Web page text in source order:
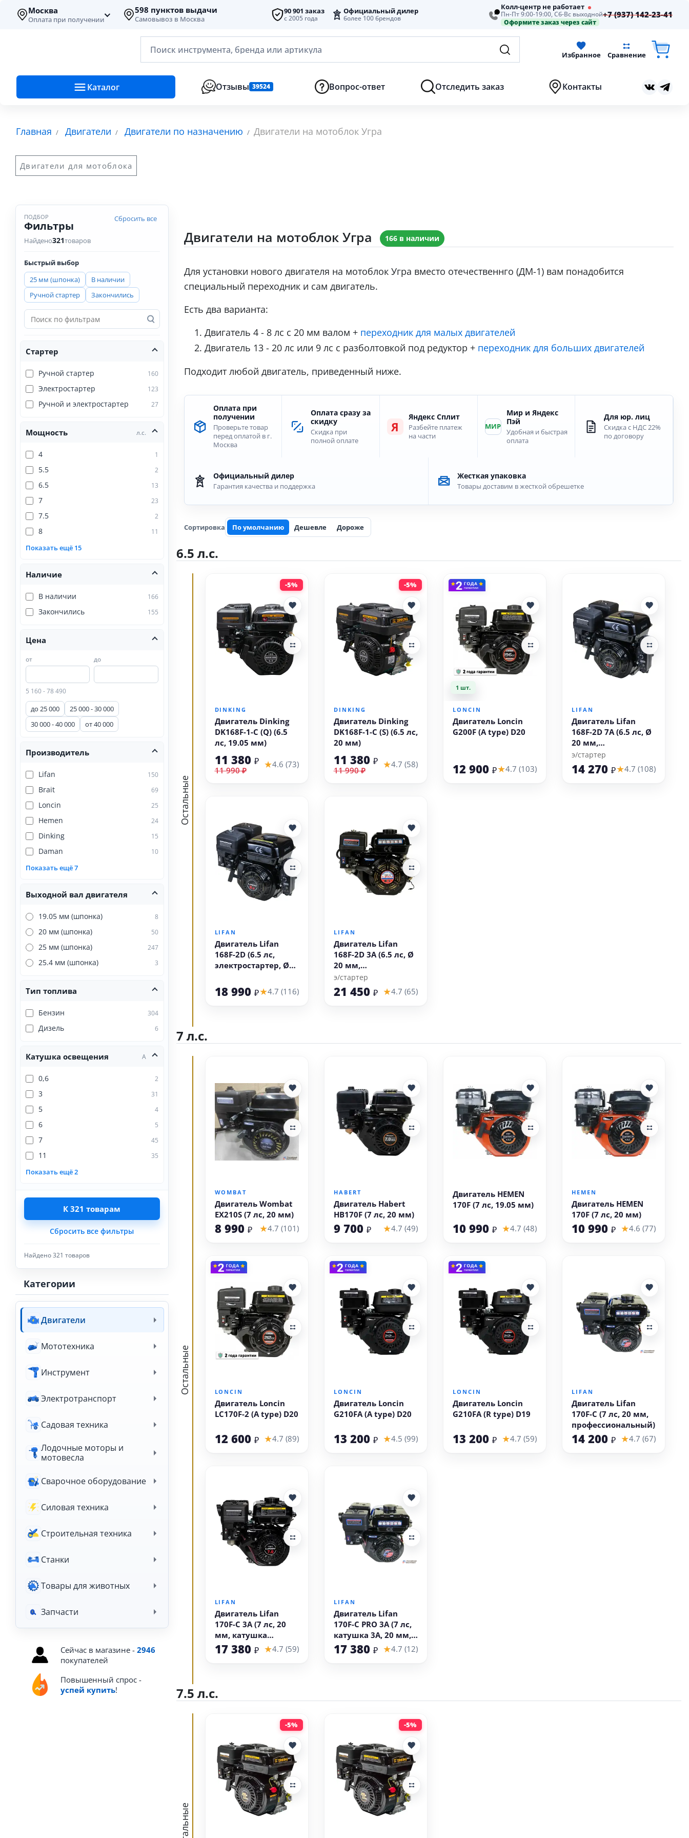
Москва
Оплата при получении
598 пунктов выдачи
Самовывоз в Москва
90 901 заказ
с 2005 года
Официальный дилер
более 100 брендов
Колл-центр не работает
Пн-Пт 9:00-19:00, Сб-Вс выходной
Оформите заказ через сайт
+7 (937) 142-23-41
Поиск инструмента, бренда или артикула Избранное Сравнение
Каталог Отзывы 39524 Вопрос-ответ Отследить заказ Контакты
Главная Двигатели Двигатели по назначению Двигатели на мотоблок Угра
Двигатели для мотоблока
ПОДБОР
Фильтры
Сбросить все
Найдено321товаров
Быстрый выбор
25 мм (шпонка)
В наличии
Ручной стартер
Закончились
Поиск
по
фильтрам
Стартер
Ручной стартер 160
Электростартер 123
Ручной и электростартер 27
Мощность л.с.
4 1
5.5 2
6.5 13
7 23
7.5 2
8 11
Показать ещё 15
Наличие
В наличии 166
Закончились 155
Цена
от до
5 160 - 78 490
до 25 000
25 000 - 30 000
30 000 - 40 000
от 40 000
Производитель
Lifan 150
Brait 69
Loncin 25
Hemen 24
Dinking 15
Daman 10
Показать ещё 7
Выходной вал двигателя
19.05 мм (шпонка) 8
20 мм (шпонка) 50
25 мм (шпонка) 247
25.4 мм (шпонка) 3
Тип топлива
Бензин 304
Дизель 6
Катушка освещения А
0,6 2
3 31
5 4
6 5
7 45
11 35
Показать ещё 2
К321 товарам
Сбросить все фильтры
Найдено321 товаров
Категории
Двигатели
Мототехника
Инструмент
Электротранспорт
Садовая техника
Лодочные моторы и
мотовесла
Сварочное оборудование
Силовая техника
Строительная техника
Станки
Товары для животных
Запчасти
Сейчас в магазине - 2946
покупателей
Повышенный спрос -
успей купить!
Двигатели на мотоблок Угра 166 в наличии
Для установки нового двигателя на мотоблок Угра вместо отечественнго (ДМ-1) вам понадобится
специальный переходник и сам двигатель.
Есть два варианта:
Двигатель 4 - 8 лс с 20 мм валом + переходник для малых двигателей
Двигатель 13 - 20 лс или 9 лс с разболтовкой под редуктор + переходник для больших двигателей
Подходит любой двигатель, приведенный ниже.
Оплата при
получении
Проверьте товар
перед оплатой в г.
Москва
Оплата сразу за
скидку
Скидка при
полной оплате
Я
Яндекс Сплит
Разбейте платеж
на части
МИР
Мир и Яндекс
Пэй
Удобная и быстрая
оплата
Для юр. лиц
Скидка с НДС 22%
по договору
Официальный дилер
Гарантия качества и поддержка
Жесткая упаковка
Товары доставим в жесткой обрешетке
Сортировка По умолчанию Дешевле Дороже
6.5 л.с.
Остальные
-5%
DINKING
Двигатель Dinking
DK168F-1-C (Q) (6.5
лс, 19.05 мм)
11 380 ₽
11 990 ₽ ★4.6 (73)
-5%
DINKING
Двигатель Dinking
DK168F-1-C (S) (6.5 лс,
20 мм)
11 380 ₽
11 990 ₽ ★4.7 (58)
1 шт.
LONCIN
Двигатель Loncin
G200F (A type) D20
12 900 ₽★4.7 (103)
LIFAN
Двигатель Lifan
168F-2D 7А (6.5 лс, Ø
20 мм,
электростартер,
катушка освещения
7А)
э/стартер
14 270 ₽★4.7 (108)
LIFAN
Двигатель Lifan
168F-2D (6.5 лс,
электростартер, Ø
18 990 ₽★4.7 (116)
LIFAN
Двигатель Lifan
168F-2D 3А (6.5 лс, Ø
20 мм,
электростартер,
катушка освещения
3А)
э/стартер
21 450 ₽ ★4.7 (65)
7 л.с.
Остальные
WOMBAT
Двигатель Wombat
EX210S (7 лс, 20 мм)
8 990 ₽ ★4.7 (101)
HABERT
Двигатель Habert
HB170F (7 лс, 20 мм)
9 700 ₽ ★4.7 (49)
Двигатель HEMEN
170F (7 лс, 19.05 мм)
10 990 ₽ ★4.7 (48)
HEMEN
Двигатель HEMEN
170F (7 лс, 20 мм)
10 990 ₽ ★4.6 (77)
LONCIN
Двигатель Loncin
LC170F-2 (A type) D20
12 600 ₽ ★4.7 (89)
LONCIN
Двигатель Loncin
G210FA (A type) D20
13 200 ₽ ★4.5 (99)
LONCIN
Двигатель Loncin
G210FA (R type) D19
13 200 ₽ ★4.7 (59)
LIFAN
Двигатель Lifan
170F-C (7 лс, 20 мм,
профессиональный)
14 200 ₽ ★4.7 (67)
LIFAN
Двигатель Lifan
170F-C 3А (7 лс, 20
мм, катушка
освещения 3А,
профессиональный)
17 380 ₽ ★4.7 (59)
LIFAN
Двигатель Lifan
170F-C PRO 3А (7 лс,
катушка 3А, 20 мм,
профессиональный)
17 380 ₽ ★4.7 (12)
7.5 л.с.
Остальные
-5% -5%